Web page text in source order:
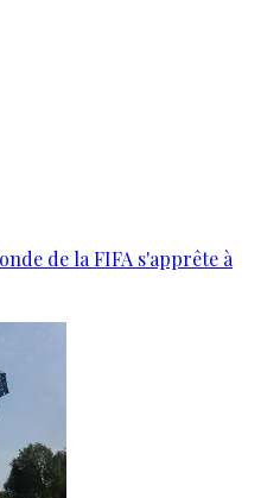
de la FIFA s'apprête à